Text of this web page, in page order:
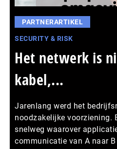
PARTNERARTIKEL
SECURITY & RISK
Het netwerk is
kabel,...
Jarenlang werd het
noodzakelijke voorziening.
snelweg waarover
communicatie van A naar